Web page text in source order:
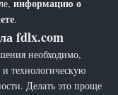
информацию о
.
fdlx.com
необходимо,
технологическую
Делать это проще